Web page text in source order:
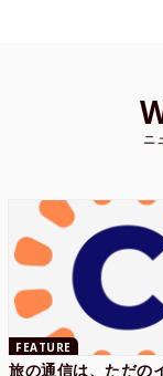
ニ
FEATURE
旅の通信は、ただの